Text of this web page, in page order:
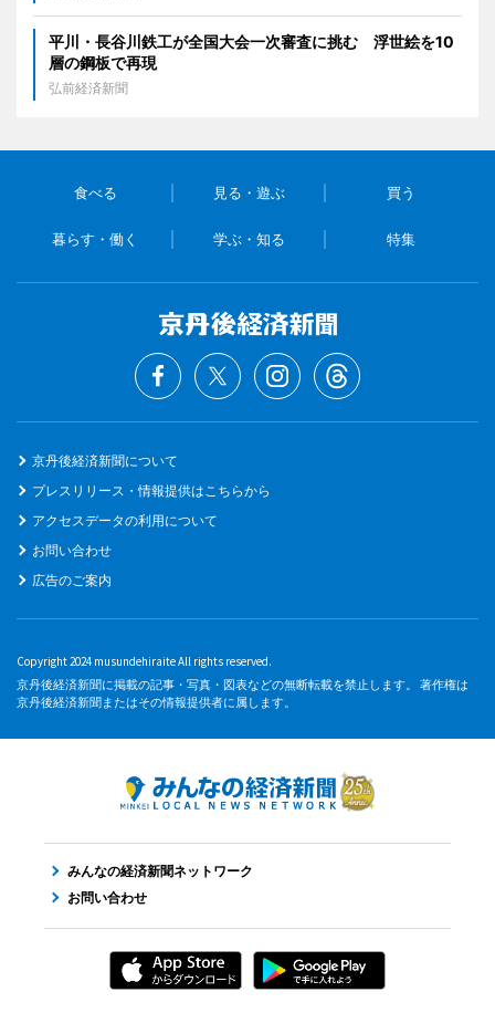
平川・長谷川鉄工が全国大会一次審査に挑む 浮世絵を10
層の鋼板で再現
弘前経済新聞
食べる 見る・遊ぶ 買う
暮らす・働く 学ぶ・知る 特集
京丹後経済新聞について
プレスリリース・情報提供はこちらから
アクセスデータの利用について
お問い合わせ
広告のご案内
Copyright 2024 musundehiraite All rights reserved.
京丹後経済新聞に掲載の記事・写真・図表などの無断転載を禁止します。 著作権は
京丹後経済新聞またはその情報提供者に属します。
みんなの経済新聞ネットワーク
お問い合わせ